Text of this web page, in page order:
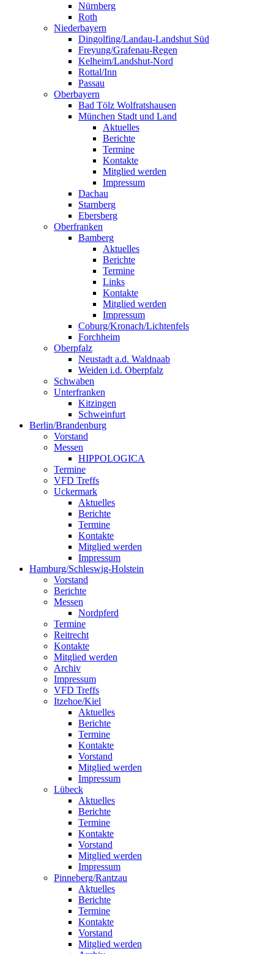
Nürnberg
Roth
Niederbayern
Dingolfing/Landau-Landshut Süd
Freyung/Grafenau-Regen
Kelheim/Landshut-Nord
Rottal/Inn
Passau
Oberbayern
Bad Tölz Wolfratshausen
München Stadt und Land
Aktuelles
Berichte
Termine
Kontakte
Mitglied werden
Impressum
Dachau
Starnberg
Ebersberg
Oberfranken
Bamberg
Aktuelles
Berichte
Termine
Links
Kontakte
Mitglied werden
Impressum
Coburg/Kronach/Lichtenfels
Forchheim
Oberpfalz
Neustadt a.d. Waldnaab
Weiden i.d. Oberpfalz
Schwaben
Unterfranken
Kitzingen
Schweinfurt
Berlin/Brandenburg
Vorstand
Messen
HIPPOLOGICA
Termine
VFD Treffs
Uckermark
Aktuelles
Berichte
Termine
Kontakte
Mitglied werden
Impressum
Hamburg/Schleswig-Holstein
Vorstand
Berichte
Messen
Nordpferd
Termine
Reitrecht
Kontakte
Mitglied werden
Archiv
Impressum
VFD Treffs
Itzehoe/Kiel
Aktuelles
Berichte
Termine
Kontakte
Vorstand
Mitglied werden
Impressum
Lübeck
Aktuelles
Berichte
Termine
Kontakte
Vorstand
Mitglied werden
Impressum
Pinneberg/Rantzau
Aktuelles
Berichte
Termine
Kontakte
Vorstand
Mitglied werden